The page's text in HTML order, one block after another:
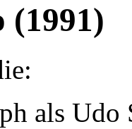
(1991)
als Udo